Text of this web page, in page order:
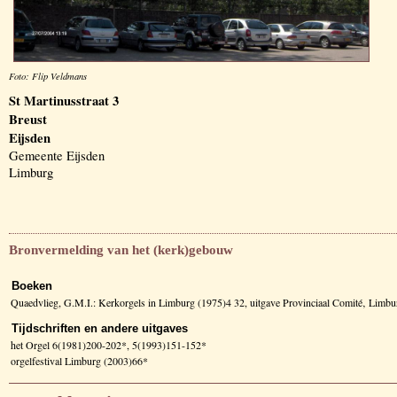
Foto: Flip Veldmans
St Martinusstraat 3
Breust
Eijsden
Gemeente Eijsden
Limburg
Bronvermelding van het (kerk)gebouw
Boeken
Quaedvlieg, G.M.I.: Kerkorgels in Limburg (1975)4 32, uitgave Provinciaal Comité‚
Tijdschriften en andere uitgaves
het Orgel 6(1981)200-202*, 5(1993)151-152*
orgelfestival Limburg (2003)66*